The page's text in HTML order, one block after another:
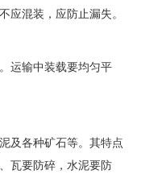
应混装，应防止漏失。
运输中装载要均匀平
及各种矿石等。其特点
瓦要防碎，水泥要防